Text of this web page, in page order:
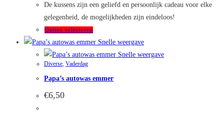
gekozen
worden
de
productpagina
€19,50
De kussens zijn een geliefd en persoonlijk cadeau voor elke
gelegenheid, de mogelijkheden zijn eindeloos!
Opties selecteren
product
heeft
variaties.
Snelle weergave
Snelle weergave
Diverse Vaderdag
Papa’s autowas emmer
€6,50